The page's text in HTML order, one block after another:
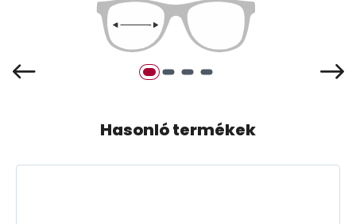
Hasonló termékek